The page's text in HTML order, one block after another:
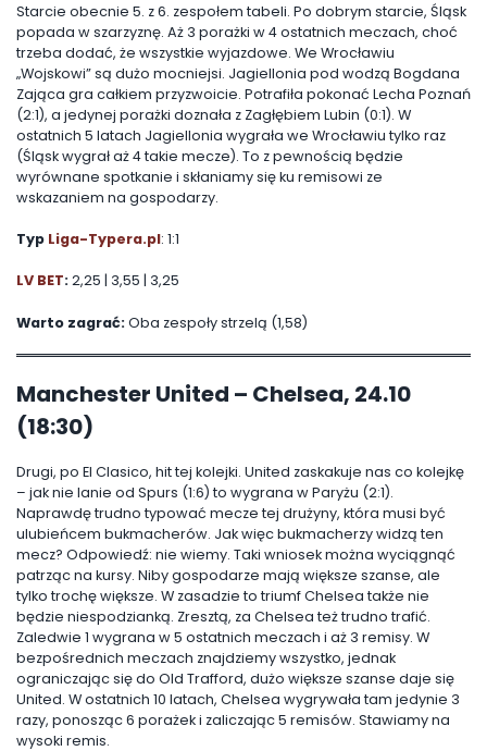
Starcie obecnie 5. z 6. zespołem tabeli. Po dobrym starcie, Śląsk
popada w szarzyznę. Aż 3 porażki w 4 ostatnich meczach, choć
trzeba dodać, że wszystkie wyjazdowe. We Wrocławiu
„Wojskowi” są dużo mocniejsi. Jagiellonia pod wodzą Bogdana
Zająca gra całkiem przyzwoicie. Potrafiła pokonać Lecha Poznań
(2:1), a jedynej porażki doznała z Zagłębiem Lubin (0:1). W
ostatnich 5 latach Jagiellonia wygrała we Wrocławiu tylko raz
(Śląsk wygrał aż 4 takie mecze). To z pewnością będzie
wyrównane spotkanie i skłaniamy się ku remisowi ze
wskazaniem na gospodarzy.
Typ Liga-Typera.pl: 1:1
LV BET:2,25 | 3,55 | 3,25
Warto zagrać:Oba zespoły strzelą (1,58)
Manchester United – Chelsea, 24.10
(18:30)
Drugi, po El Clasico, hit tej kolejki. United zaskakuje nas co kolejkę
– jak nie lanie od Spurs (1:6) to wygrana w Paryżu (2:1).
Naprawdę trudno typować mecze tej drużyny, która musi być
ulubieńcem bukmacherów. Jak więc bukmacherzy widzą ten
mecz? Odpowiedź: nie wiemy. Taki wniosek można wyciągnąć
patrząc na kursy. Niby gospodarze mają większe szanse, ale
tylko trochę większe. W zasadzie to triumf Chelsea także nie
będzie niespodzianką. Zresztą, za Chelsea też trudno trafić.
Zaledwie 1 wygrana w 5 ostatnich meczach i aż 3 remisy. W
bezpośrednich meczach znajdziemy wszystko, jednak
ograniczając się do Old Trafford, dużo większe szanse daje się
United. W ostatnich 10 latach, Chelsea wygrywała tam jedynie 3
razy, ponosząc 6 porażek i zaliczając 5 remisów. Stawiamy na
wysoki remis.